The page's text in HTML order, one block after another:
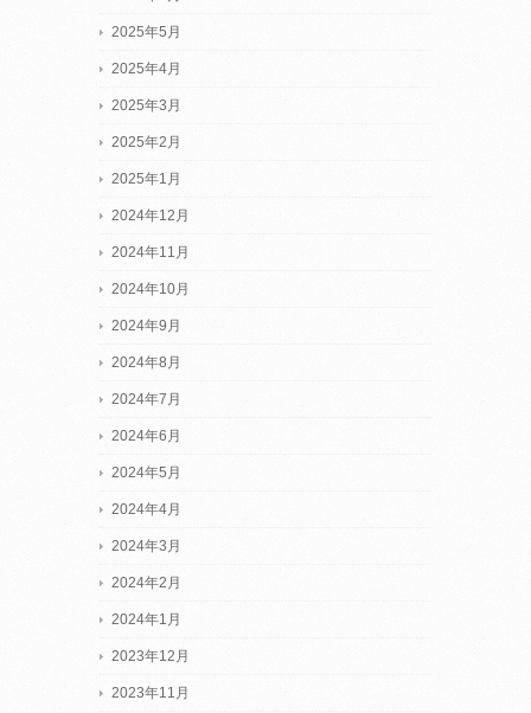
2025年5月
2025年4月
2025年3月
2025年2月
2025年1月
2024年12月
2024年11月
2024年10月
2024年9月
2024年8月
2024年7月
2024年6月
2024年5月
2024年4月
2024年3月
2024年2月
2024年1月
2023年12月
2023年11月